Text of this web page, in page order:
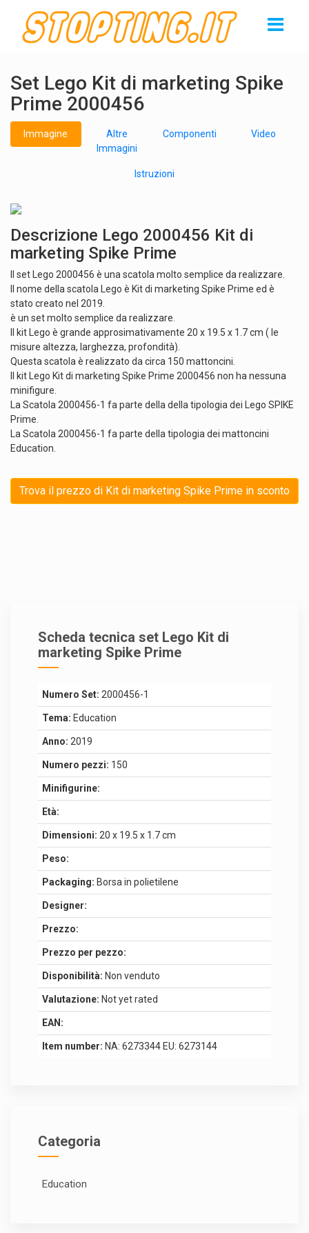
Set Lego Kit di marketing Spike
Prime 2000456
Immagine
Altre
Immagini
Componenti Video
Istruzioni
Descrizione Lego 2000456 Kit di
marketing Spike Prime
Il set Lego 2000456 è una scatola molto semplice da realizzare.
Il nome della scatola Lego è Kit di marketing Spike Prime ed è
stato creato nel 2019.
è un set molto semplice da realizzare.
Il kit Lego è grande approsimativamente 20 x 19.5 x 1.7 cm ( le
misure altezza, larghezza, profondità).
Questa scatola è realizzato da circa 150 mattoncini.
Il kit Lego Kit di marketing Spike Prime 2000456 non ha nessuna
minifigure.
La Scatola 2000456-1 fa parte della della tipologia dei Lego SPIKE
Prime.
La Scatola 2000456-1 fa parte della tipologia dei mattoncini
Education.
Trova il prezzo di Kit di marketing Spike Prime in sconto
Scheda tecnica set Lego Kit di
marketing Spike Prime
Numero Set: 2000456-1
Tema: Education
Anno: 2019
Numero pezzi: 150
Minifigurine:
Età:
Dimensioni: 20 x 19.5 x 1.7 cm
Peso:
Packaging: Borsa in polietilene
Designer:
Prezzo:
Prezzo per pezzo:
Disponibilità: Non venduto
Valutazione: Not yet rated
EAN:
Item number: NA: 6273344 EU: 6273144
Categoria
Education